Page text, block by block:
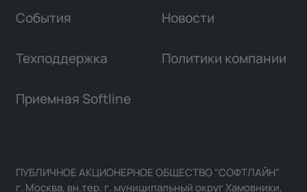
События Новости
Техподдержка Политики компании
Приемная Softline
ПУБЛИЧНОЕ АКЦИОНЕРНОЕ ОБЩЕСТВО "СОФТЛАЙН"
г. Москва, вн.тер. г. муниципальный округ Хамовники,